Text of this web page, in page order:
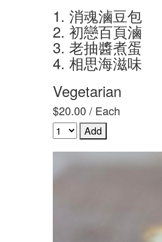
1. 消魂滷豆包
2. 初戀百頁滷
3. 老抽醬煮蛋
4. 相思海滋味
Vegetarian
$20.00 / Each